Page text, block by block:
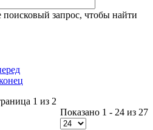
поисковый запрос, чтобы найти
1 из 2
Показано 1 - 24 из 27